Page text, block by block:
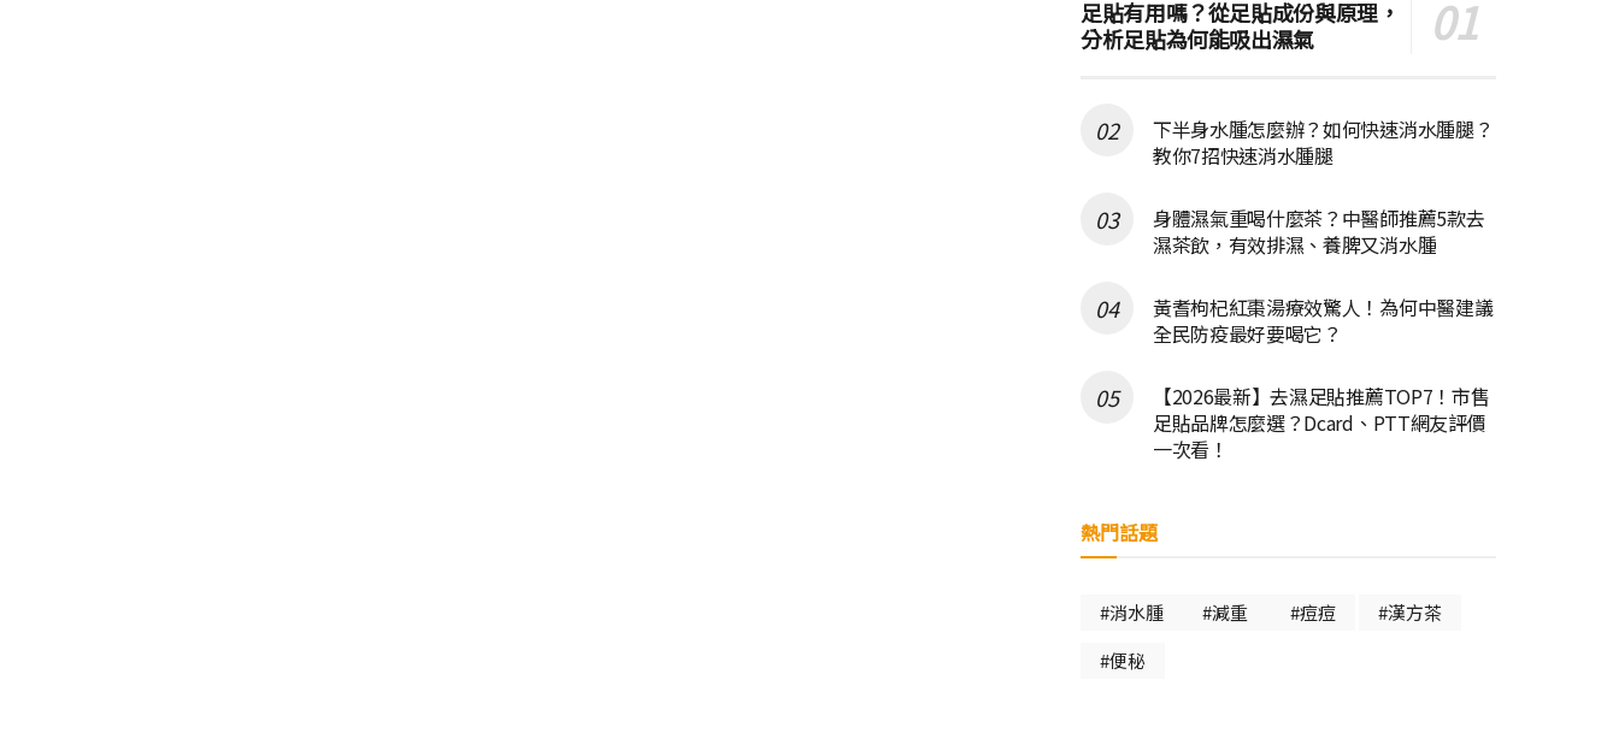
足貼有用嗎？從足貼成份與原理，
分析足貼為何能吸出濕氣
下半身水腫怎麼辦？如何快速消水腫腿？
教你7招快速消水腫腿
身體濕氣重喝什麼茶？中醫師推薦5款去
濕茶飲，有效排濕、養脾又消水腫
黃耆枸杞紅棗湯療效驚人！為何中醫建議
全民防疫最好要喝它？
【2026最新】去濕足貼推薦TOP7！市售
足貼品牌怎麼選？Dcard、PTT網友評價
一次看！
熱門話題
#消水腫 #減重 #痘痘
#漢方茶
#便秘